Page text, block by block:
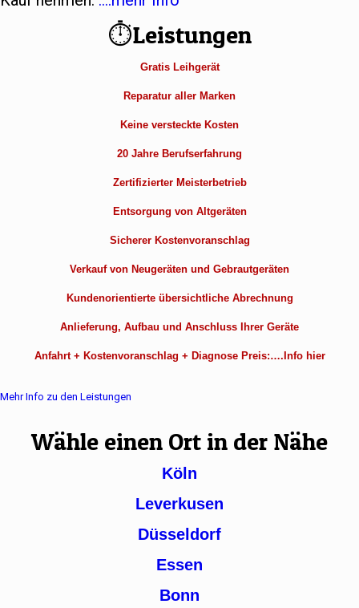
⏱Leistungen
Gratis Leihgerät
Reparatur aller Marken
Keine versteckte Kosten
20 Jahre Berufserfahrung
Zertifizierter Meisterbetrieb
Entsorgung von Altgeräten
Sicherer Kostenvoranschlag
Verkauf von Neugeräten und Gebrautgeräten
Kundenorientierte übersichtliche Abrechnung
Anlieferung, Aufbau und Anschluss Ihrer Geräte
Anfahrt + Kostenvoranschlag + Diagnose Preis:….Info hier
Mehr Info zu den Leistungen
Wähle einen Ort in der Nähe
Köln
Leverkusen
Düsseldorf
Essen
Bonn